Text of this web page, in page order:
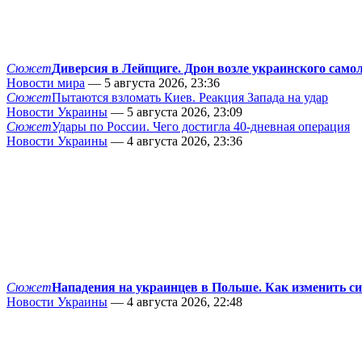
СюжетДиверсия в Лейпциге. Дрон возле украинского
Новости мира — 5 августа 2026, 23:36
СюжетПытаются взломать Киев. Реакция Запада на удар
Новости Украины — 5 августа 2026, 23:09
СюжетУдары по России. Чего достигла 40-дневная операция
Новости Украины — 4 августа 2026, 23:36
СюжетНападения на украинцев в Польше. Как изменить
Новости Украины — 4 августа 2026, 22:48